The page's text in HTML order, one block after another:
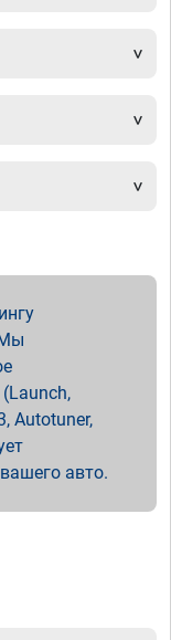
Autotuner,
авто.